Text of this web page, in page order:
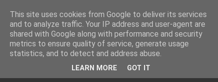
This site uses cookies from Google to deliver its services
and to analyze traffic. Your IP address and user-agent are
shared with Google along with performance and security
metrics to ensure quality of service, generate usage
statistics, and to detect and address abuse.
LEARN MORE GOT IT